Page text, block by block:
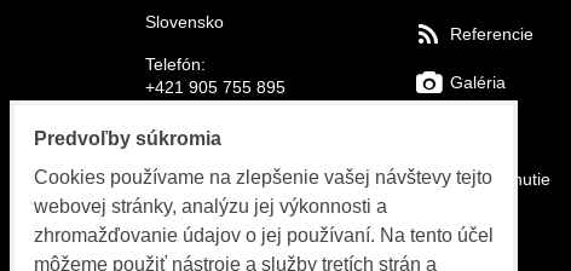
Slovensko
Telefón:
+421 905 755 895
E-mail:
info@bolex-systems.eu
Otváracie hodiny
Objednávky, fakturácia, servis
Referencie
Galéria
Na stiahnutie
Video
Predvoľby súkromia
Cookies používame na zlepšenie vašej návštevy tejto
webovej stránky, analýzu jej výkonnosti a
zhromažďovanie údajov o jej používaní. Na tento účel
môžeme použiť nástroje a služby tretích strán a